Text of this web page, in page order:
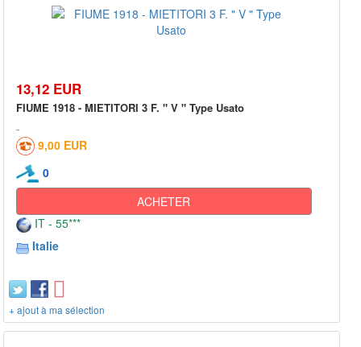
13,12 EUR
FIUME 1918 - MIETITORI 3 F. " V " Type Usato
9,00 EUR
0
ACHETER
IT - 55***
Italie
+ ajout à ma sélection